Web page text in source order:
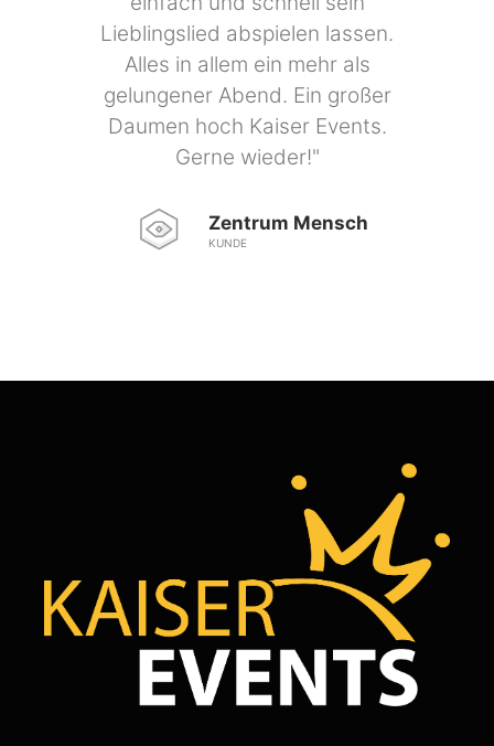
Alles in allem ein mehr als
gelungener Abend. Ein großer
Daumen hoch Kaiser Events.
Gerne wieder!"